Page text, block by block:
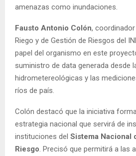
amenazas como inundaciones.
Fausto Antonio Colón,
Riego y de Gestión de Riesgos del
papel del organismo en este
suministro de data generada desde
hidrometereológicas y las
ríos de país.
Colón destacó que la iniciativa
estrategia nacional que servirá de
instituciones del Sistema Nacional
Riesgo . Precisó que permitirá a las